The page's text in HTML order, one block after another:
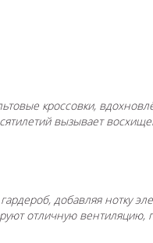
кроссовки,
вызывает
добавляя нотку
отличную